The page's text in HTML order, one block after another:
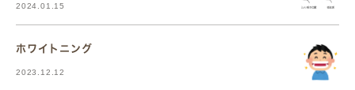
2024.01.15
ホワイトニング
2023.12.12